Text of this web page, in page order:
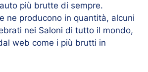
più brutte di sempre.
ne producono in quantità, alcuni
nei Saloni di tutto il mondo,
web come i più brutti in